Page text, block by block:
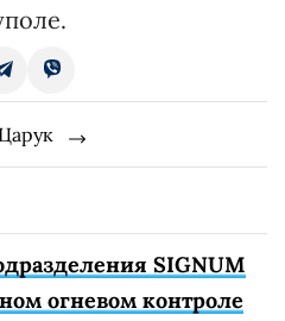
SIGNUM
огневом контроле